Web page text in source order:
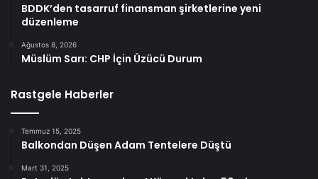
BDDK’den tasarruf finansman şirketlerine yeni
düzenleme
Ağustos 8, 2026
Müslüm Sarı: CHP İçin Üzücü Durum
Rastgele Haberler
Temmuz 15, 2025
Balkondan Düşen Adam Tentelere Düştü
Mart 31, 2025